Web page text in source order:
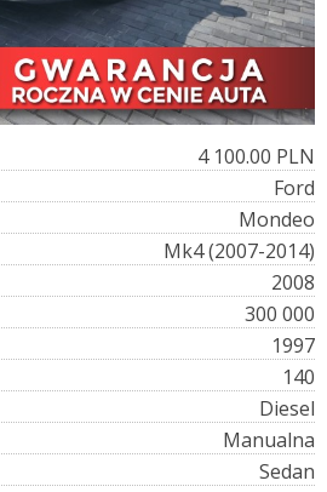
4 100.00 PLN
Ford
Mondeo
Mk4 (2007-2014)
2008
300 000
1997
140
Diesel
Manualna
Sedan